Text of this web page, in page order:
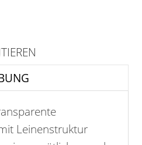
Leinenstruktur